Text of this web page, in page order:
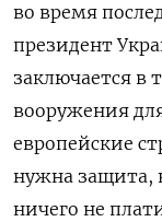
во время
президент
заключается в
вооружения
европейские
нужна защита,
ничего не